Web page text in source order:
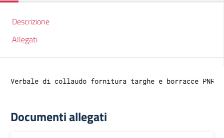
Descrizione
Allegati
Verbale di collaudo fornitura targhe e borracce PNRR
Documenti allegati